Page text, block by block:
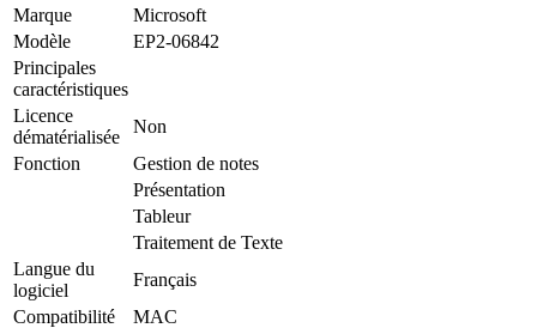
Marque
Microsoft
Modèle
EP2-06842
Principales
caractéristiques
Licence
dématérialisée
Non
Fonction
Gestion de notes
Présentation
Tableur
Traitement de Texte
Langue du
logiciel
Français
Compatibilité
MAC